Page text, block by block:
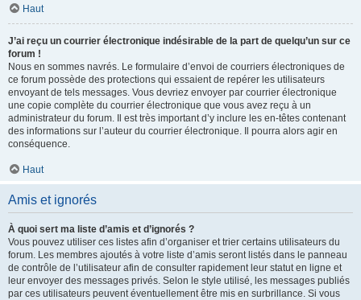
Haut
J’ai reçu un courrier électronique indésirable de la part de quelqu’un sur ce
forum !
Nous en sommes navrés. Le formulaire d’envoi de courriers électroniques de
ce forum possède des protections qui essaient de repérer les utilisateurs
envoyant de tels messages. Vous devriez envoyer par courrier électronique
une copie complète du courrier électronique que vous avez reçu à un
administrateur du forum. Il est très important d’y inclure les en-têtes contenant
des informations sur l’auteur du courrier électronique. Il pourra alors agir en
conséquence.
Haut
Amis et ignorés
À quoi sert ma liste d’amis et d’ignorés ?
Vous pouvez utiliser ces listes afin d’organiser et trier certains utilisateurs du
forum. Les membres ajoutés à votre liste d’amis seront listés dans le panneau
de contrôle de l’utilisateur afin de consulter rapidement leur statut en ligne et
leur envoyer des messages privés. Selon le style utilisé, les messages publiés
par ces utilisateurs peuvent éventuellement être mis en surbrillance. Si vous